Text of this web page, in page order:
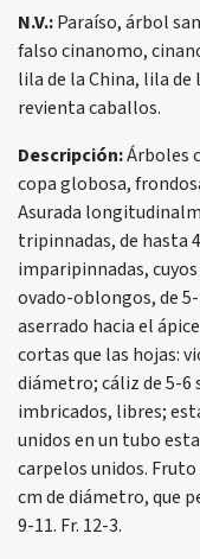
N.V.:Paraíso, árbol
falso cinanomo,
lila de la China, lila
revienta caballos.
Descripción:Árboles
copa globosa,
Asurada
tripinnadas, de hasta
imparipinnadas,
ovado-oblongos, de
aserrado hacia el
cortas que las hojas:
diámetro; cáliz de 5-6
imbricados, libres;
unidos en un tubo
carpelos unidos.
cm de diámetro, que
9-11. Fr. 12-3.